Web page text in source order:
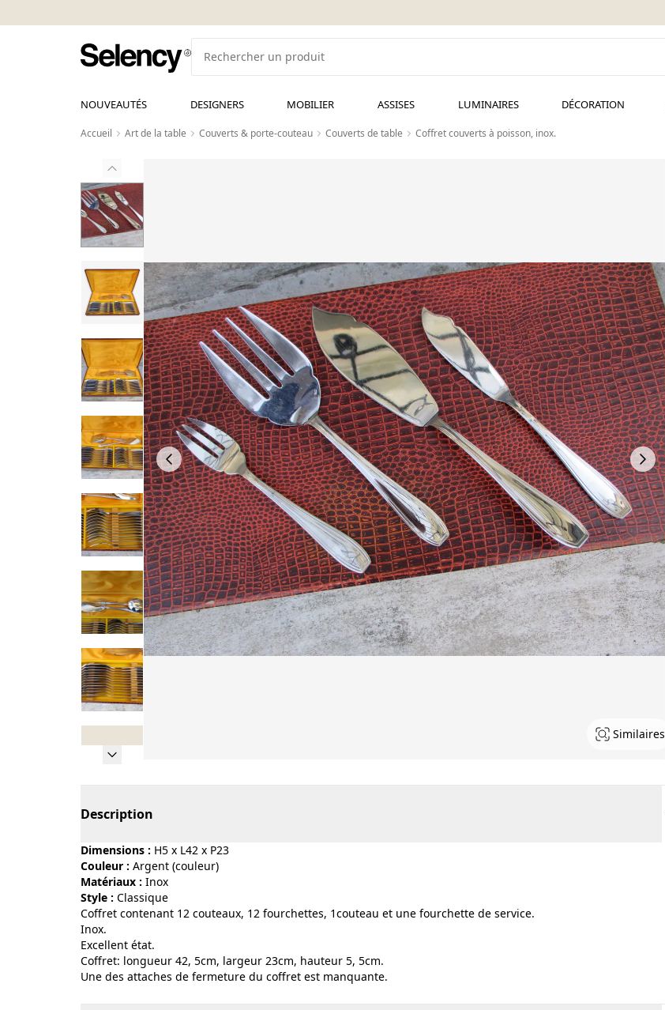
NOUVEAUTÉS DESIGNERS MOBILIER ASSISES LUMINAIRES DÉCORATION
Accueil Art de la table Couverts & porte-couteau Couverts de table Coffret couverts à poisson, inox.
Similaires
Description
Dimensions : H5 x L42 x P23
Couleur :
argent (couleur)
Matériaux : inox
Style :
classique
Coffret contenant 12 couteaux, 12 fourchettes, 1couteau et une fourchette de service.
Inox.
Excellent état.
Coffret: longueur 42, 5cm, largeur 23cm, hauteur 5, 5cm.
Une des attaches de fermeture du coffret est manquante.